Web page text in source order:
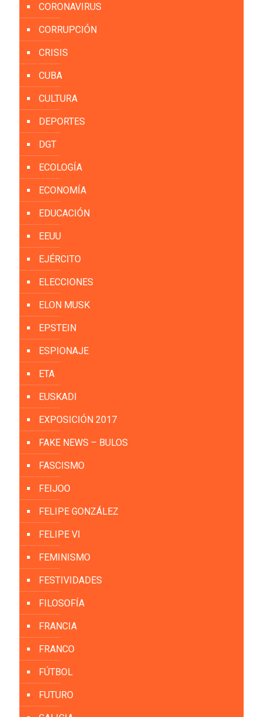
CORONAVIRUS
CORRUPCIÓN
CRISIS
CUBA
CULTURA
DEPORTES
DGT
ECOLOGÍA
ECONOMÍA
EDUCACIÓN
EEUU
EJÉRCITO
ELECCIONES
ELON MUSK
EPSTEIN
ESPIONAJE
ETA
EUSKADI
EXPOSICIÓN 2017
FAKE NEWS – BULOS
FASCISMO
FEIJOO
FELIPE GONZÁLEZ
FELIPE VI
FEMINISMO
FESTIVIDADES
FILOSOFÍA
FRANCIA
FRANCO
FÚTBOL
FUTURO